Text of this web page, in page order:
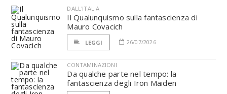
DALL'ITALIA
Il Qualunquismo sulla fantascienza di
Mauro Covacich
LEGGI 26/07/2026
CONTAMINAZIONI
Da qualche parte nel tempo: la
fantascienza degli Iron Maiden